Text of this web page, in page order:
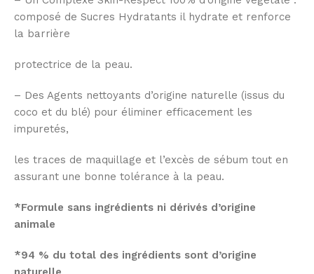
composé de Sucres Hydratants il hydrate et renforce
la barrière
protectrice de la peau.
– Des Agents nettoyants d’origine naturelle (issus du
coco et du blé) pour éliminer efficacement les
impuretés,
les traces de maquillage et l’excès de sébum tout en
assurant une bonne tolérance à la peau.
*Formule sans ingrédients ni dérivés d’origine
animale
*94 % du total des ingrédients sont d’origine